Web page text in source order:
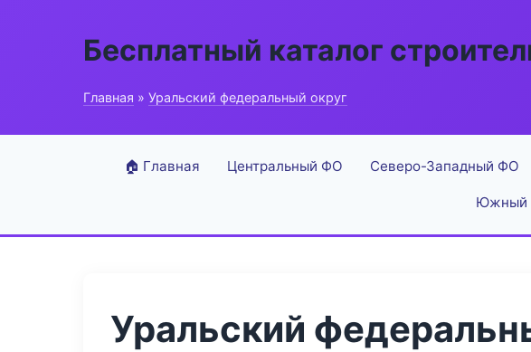
Бесплатный каталог
Главная » Уральский федеральный округ
🏠 Главная Центральный ФО Северо-Западный ФО
Южный
Уральский